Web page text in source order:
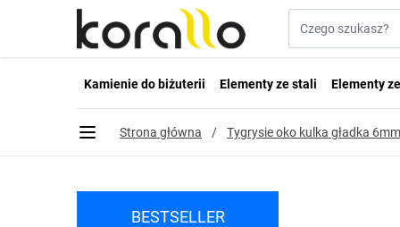
Przejdź do treści
Kamienie do biżuterii Elementy ze stali Elementy
Strona główna / Tygrysie oko kulka gładka 6mm
BESTSELLER